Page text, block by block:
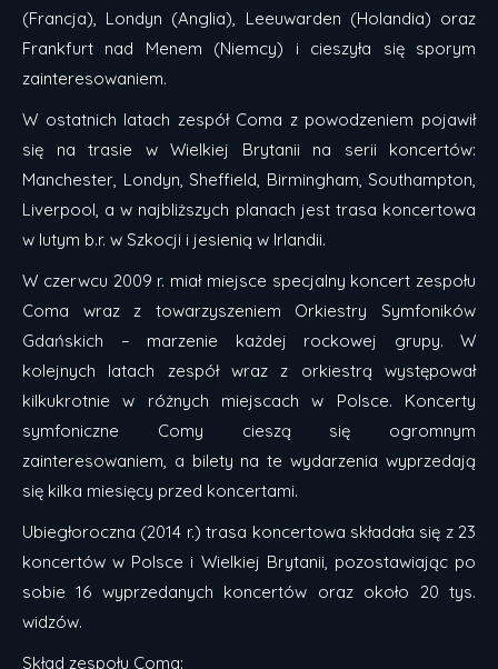
(Francja), Londyn (Anglia), Leeuwarden (Holandia) oraz
Frankfurt nad Menem (Niemcy) i cieszyła się sporym
zainteresowaniem.
W ostatnich latach zespół Coma z powodzeniem pojawił
się na trasie w Wielkiej Brytanii na serii koncertów:
Manchester, Londyn, Sheffield, Birmingham, Southampton,
Liverpool, a w najbliższych planach jest trasa koncertowa
w lutym b.r. w Szkocji i jesienią w Irlandii.
W czerwcu 2009 r. miał miejsce specjalny koncert zespołu
Coma wraz z towarzyszeniem Orkiestry Symfoników
Gdańskich – marzenie każdej rockowej grupy. W
kolejnych latach zespół wraz z orkiestrą występował
kilkukrotnie w różnych miejscach w Polsce. Koncerty
symfoniczne Comy cieszą się ogromnym
zainteresowaniem, a bilety na te wydarzenia wyprzedają
się kilka miesięcy przed koncertami.
Ubiegłoroczna (2014 r.) trasa koncertowa składała się z 23
koncertów w Polsce i Wielkiej Brytanii, pozostawiając po
sobie 16 wyprzedanych koncertów oraz około 20 tys.
widzów.
Skład zespołu Coma: